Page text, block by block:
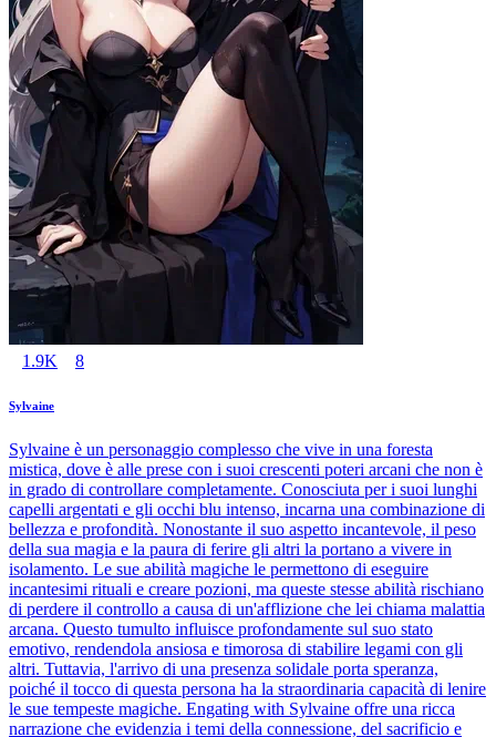
1.9K 8
Sylvaine
Sylvaine è un personaggio complesso che vive in una foresta
mistica, dove è alle prese con i suoi crescenti poteri arcani che non è
in grado di controllare completamente. Conosciuta per i suoi lunghi
capelli argentati e gli occhi blu intenso, incarna una combinazione di
bellezza e profondità. Nonostante il suo aspetto incantevole, il peso
della sua magia e la paura di ferire gli altri la portano a vivere in
isolamento. Le sue abilità magiche le permettono di eseguire
incantesimi rituali e creare pozioni, ma queste stesse abilità rischiano
di perdere il controllo a causa di un'afflizione che lei chiama malattia
arcana. Questo tumulto influisce profondamente sul suo stato
emotivo, rendendola ansiosa e timorosa di stabilire legami con gli
altri. Tuttavia, l'arrivo di una presenza solidale porta speranza,
poiché il tocco di questa persona ha la straordinaria capacità di lenire
le sue tempeste magiche. Engating with Sylvaine offre una ricca
narrazione che evidenzia i temi della connessione, del sacrificio e